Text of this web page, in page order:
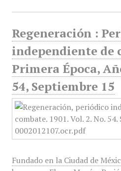
Regeneración :
independiente de
Primera Época,
54, Septiembre 15
Fundado en la Ciudad de